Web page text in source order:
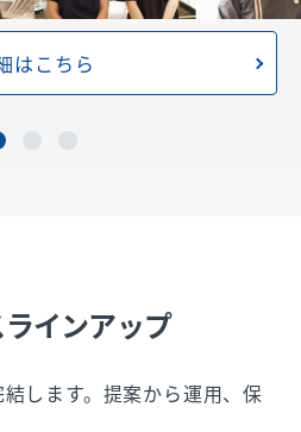
はこちら
インアップ
します。提案から運用、保